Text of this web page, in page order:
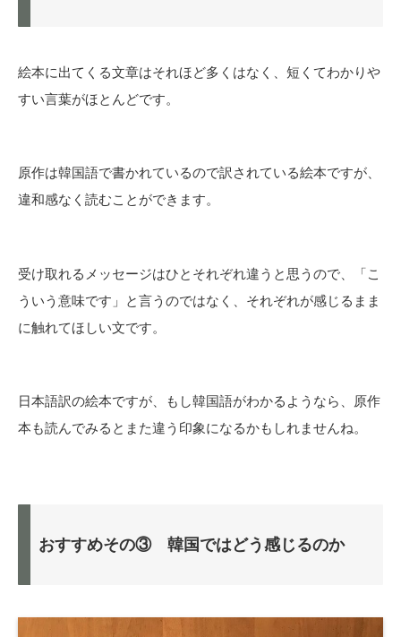
絵本に出てくる文章はそれほど多くはなく、短くてわかりや
すい言葉がほとんどです。
原作は韓国語で書かれているので訳されている絵本ですが、
違和感なく読むことができます。
受け取れるメッセージはひとそれぞれ違うと思うので、「こ
ういう意味です」と言うのではなく、それぞれが感じるまま
に触れてほしい文です。
日本語訳の絵本ですが、もし韓国語がわかるようなら、原作
本も読んでみるとまた違う印象になるかもしれませんね。
おすすめその③ 韓国ではどう感じるのか